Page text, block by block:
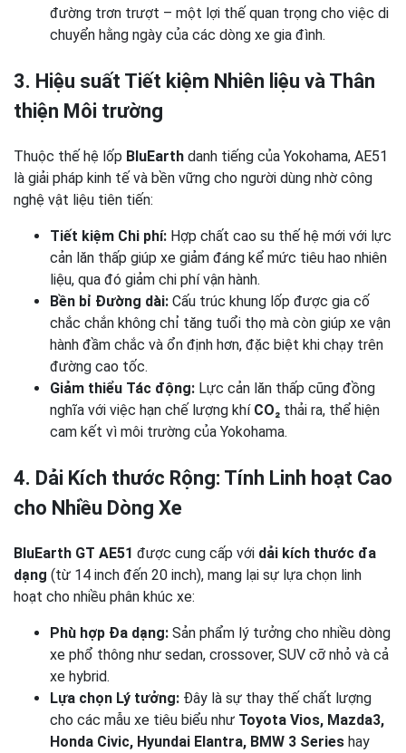
đường trơn trượt – một lợi thế quan trọng cho việc di
chuyển hằng ngày của các dòng xe gia đình.
3. Hiệu suất Tiết kiệm Nhiên liệu và Thân
thiện Môi trường
Thuộc thế hệ lốp BluEarth danh tiếng của Yokohama, AE51
là giải pháp kinh tế và bền vững cho người dùng nhờ công
nghệ vật liệu tiên tiến:
Tiết kiệm Chi phí: Hợp chất cao su thế hệ mới với lực
cản lăn thấp giúp xe giảm đáng kể mức tiêu hao nhiên
liệu, qua đó giảm chi phí vận hành.
Bền bỉ Đường dài: Cấu trúc khung lốp được gia cố
chắc chắn không chỉ tăng tuổi thọ mà còn giúp xe vận
hành đầm chắc và ổn định hơn, đặc biệt khi chạy trên
đường cao tốc.
Giảm thiểu Tác động: Lực cản lăn thấp cũng đồng
nghĩa với việc hạn chế lượng khí CO₂ thải ra, thể hiện
cam kết vì môi trường của Yokohama.
4. Dải Kích thước Rộng: Tính Linh hoạt Cao
cho Nhiều Dòng Xe
BluEarth GT AE51 được cung cấp với dải kích thước đa
dạng (từ 14 inch đến 20 inch), mang lại sự lựa chọn linh
hoạt cho nhiều phân khúc xe:
Phù hợp Đa dạng: Sản phẩm lý tưởng cho nhiều dòng
xe phổ thông như sedan, crossover, SUV cỡ nhỏ và cả
xe hybrid.
Lựa chọn Lý tưởng: Đây là sự thay thế chất lượng
cho các mẫu xe tiêu biểu như Toyota Vios, Mazda3,
Honda Civic, Hyundai Elantra, BMW 3 Series hay